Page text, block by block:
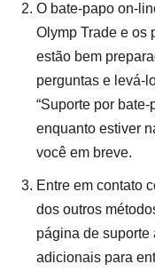
O bate-papo on-
Olymp Trade e os
estão bem
perguntas e levá-
“Suporte por
enquanto estiver
você em breve.
Entre em contato
dos outros
página de suporte
adicionais para